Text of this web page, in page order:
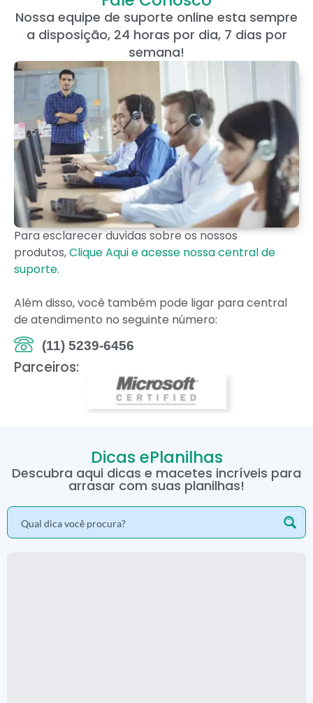
Nossa equipe de suporte online esta sempre
a disposição, 24 horas por dia, 7 dias por
semana!
Para esclarecer duvidas sobre os nossos
produtos,Clique Aqui e acesse nossa central de
suporte.
Além disso, você também pode ligar para central
de atendimento no seguinte número:
(11) 5239-6456
Parceiros:
Dicas ePlanilhas
Descubra aqui dicas e macetes incríveis para
arrasar com suas planilhas!